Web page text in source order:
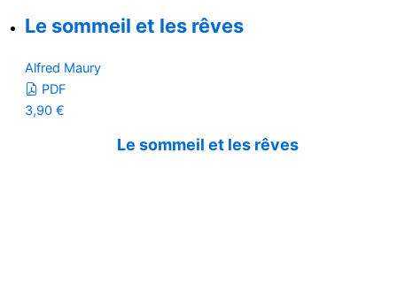
Le sommeil et les rêves
Alfred Maury
PDF
3,90 €
Le sommeil et les rêves